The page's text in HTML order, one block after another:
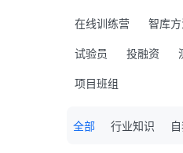
在线训练营
智库
试验员
投融资
项目班组
全部 行业知识